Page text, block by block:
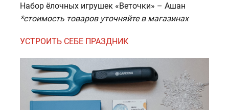
Набор ёлочных игрушек «Веточки» – Ашан
*стоимость товаров уточняйте в магазинах
УСТРОИТЬ СЕБЕ ПРАЗДНИК